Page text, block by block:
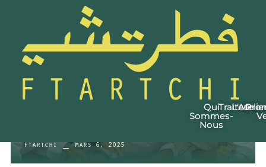
Qui
Sommes-
Nous
Traiteur
Arrivée d’Une Nouvelle
ftartchi mars 6, 2025